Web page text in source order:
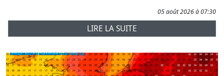
05 août 2026 à 07:30
LIRE LA SUITE